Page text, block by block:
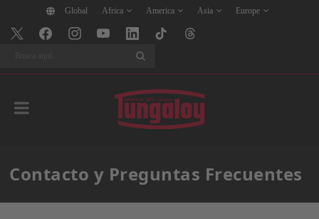
Global Africa America Asia Europe
Contacto y Preguntas Frecuentes